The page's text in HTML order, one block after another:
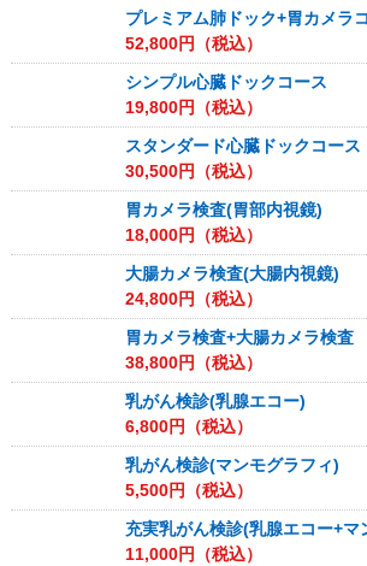
プレミアム肺ドック+胃カメラ
52,800円（税込）
シンプル心臓ドックコース
19,800円（税込）
スタンダード心臓ドックコース
30,500円（税込）
胃カメラ検査(胃部内視鏡)
18,000円（税込）
大腸カメラ検査(大腸内視鏡)
24,800円（税込）
胃カメラ検査+大腸カメラ検査
38,800円（税込）
乳がん検診(乳腺エコー)
6,800円（税込）
乳がん検診(マンモグラフィ)
5,500円（税込）
充実乳がん検診(乳腺エコー+マ
11,000円（税込）